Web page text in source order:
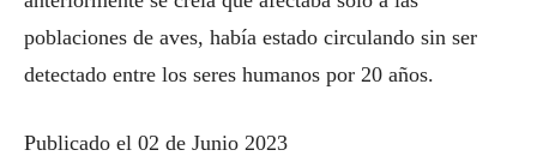
poblaciones de aves, había estado circulando sin ser
detectado entre los seres humanos por 20 años.
Publicado el 02 de Junio 2023